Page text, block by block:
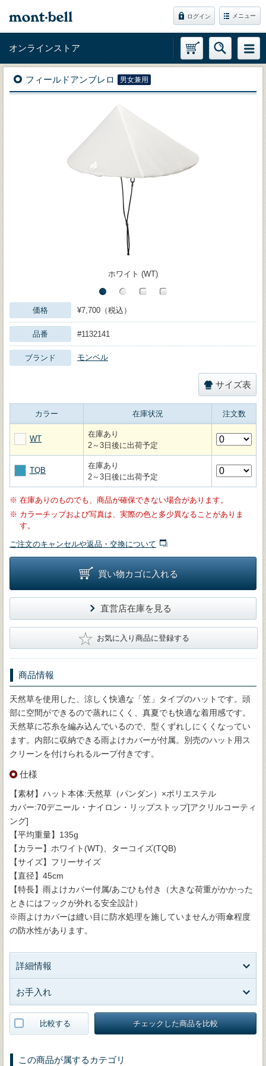
ログイン メニュー
オンラインストア
フィールドアンブレロ 男女兼用
ホワイト (WT)
価格 ¥7,700（税込）
品番 #1132141
ブランド モンベル
サイズ表
カラー 在庫状況 注文数
WT
在庫あり
2～3日後に出荷予定
TQB
在庫あり
2～3日後に出荷予定
※ 在庫ありのものでも、商品が確保できない場合があります。
※ カラーチップおよび写真は、実際の色と多少異なることがありま
す。
ご注文のキャンセルや返品・交換について
買い物カゴに入れる
直営店在庫を見る
★ お気に入り商品に登録する
商品情報
天然草を使用した、涼しく快適な「笠」タイプのハットです。頭
部に空間ができるので蒸れにくく、真夏でも快適な着用感です。
天然草に芯糸を編み込んでいるので、型くずれしにくくなってい
ます。内部に収納できる雨よけカバーが付属。別売のハット用ス
クリーンを付けられるループ付きです。
仕様
【素材】ハット本体:天然草（パンダン）×ポリエステル
カバー:70デニール・ナイロン・リップストップ[アクリルコーティ
ング]
【平均重量】135g
【カラー】ホワイト(WT)、ターコイズ(TQB)
【サイズ】フリーサイズ
【直径】45cm
【特長】雨よけカバー付属/あごひも付き（大きな荷重がかかった
ときにはフックが外れる安全設計）
※雨よけカバーは縫い目に防水処理を施していませんが雨傘程度
の防水性があります。
詳細情報
お手入れ
比較する チェックした商品を比較
この商品が属するカテゴリ